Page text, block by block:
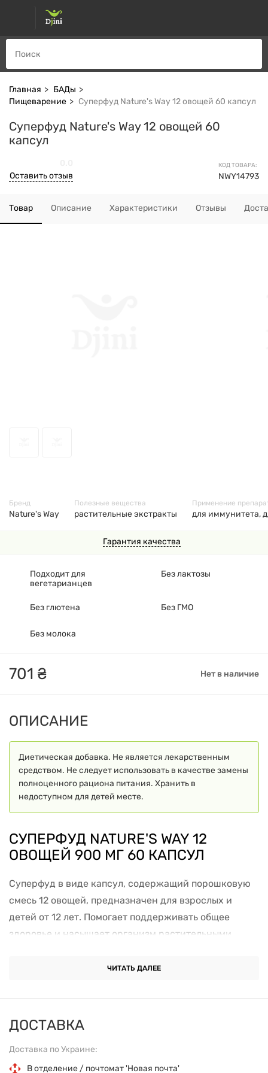
Главная
БАДы
Пищеварение
Суперфуд Nature's Way 12 овощей 60 капсул
Суперфуд Nature's Way 12 овощей 60
капсул
КОД ТОВАРА:
NWY14793
Оставить отзыв
Товар Описание Характеристики Отзывы
Гарантия качества
701 ₴ Нет в наличие
Подходит для
вегетарианцев
Без лактозы
Без глютена Без ГМО
Без молока
ДОСТАВКА
Доставка по Украине:
В отделение / почтомат 'Новая почта'
Бренд
Nature's Way
Полезные вещества
растительные экстракты
Применение
для иммунитета,
ОПИСАНИЕ
Диетическая добавка. Не является лекарственным
средством. Не следует использовать в качестве замены
полноценного рациона питания. Хранить в
недоступном для детей месте.
СУПЕРФУД NATURE'S WAY 12
ОВОЩЕЙ 900 МГ 60 КАПСУЛ
Суперфуд в виде капсул, содержащий порошковую
смесь 12 овощей, предназначен для взрослых и
детей от 12 лет. Помогает поддерживать общее
здоровье и насыщает организм растительными
Дозировка: 900 мг порошка овощей на порцию (2
ЧИТАТЬ ДАЛЕЕ